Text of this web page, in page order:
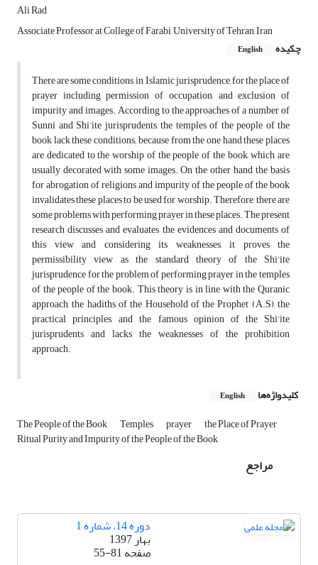
Ali Rad
Associate Professor at College of Farabi, University of Tehran, Iran
چکیده
English
There are some conditions, in Islamic jurisprudence, for the place of
prayer including permission of occupation, and exclusion of
impurity and images. According to the approaches of a number of
Sunni and Shi’ite jurisprudents, the temples of the people of the
book lack these conditions; because from the one hand these places
are dedicated to the worship of the people of the book, which are
usually decorated with some images. On the other hand, the basis
for abrogation of religions and impurity of the people of the book
invalidates these places to be used for worship. Therefore, there are
some problems with performing prayer in these places. The present
research discusses and evaluates the evidences and documents of
this view and considering its weaknesses, it proves the
permissibility view as the standard theory of the Shi’ite
jurisprudence for the problem of performing prayer in the temples
of the people of the book. This theory is in line with the Quranic
approach, the hadiths of the Household of the Prophet (A.S), the
practical principles, and the famous opinion of the Shi’ite
jurisprudents and lacks the weaknesses of the prohibition
approach.
کلیدواژه‌ها English
The People of the Book Temples prayer the Place of Prayer
Ritual Purity and Impurity of the People of the Book
مراجع
دوره 14، شماره 1
بهار 1397
صفحه55-81